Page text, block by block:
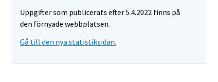
Uppgifter som publicerats efter 5.4.2022 finns på
den förnyade webbplatsen.
Gå till den nya statistiksidan.